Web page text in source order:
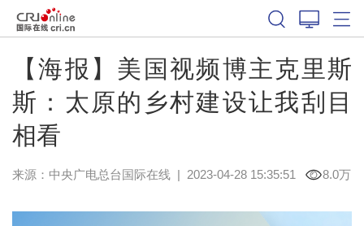
【海报】美国视频博主克里斯
斯：太原的乡村建设让我刮目
相看
来源：中央广电总台国际在线| 2023-04-28 15:35:51 8.0万